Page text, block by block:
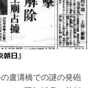
盧溝橋での謎の発砲